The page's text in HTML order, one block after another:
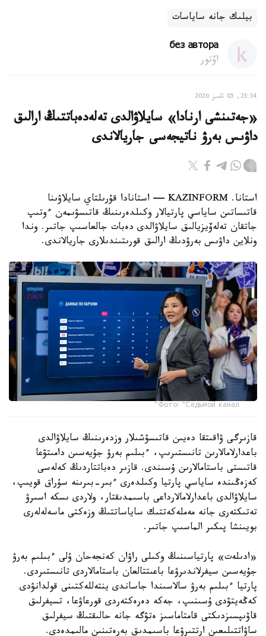
بيلىك جانە ساياسات
без автора
اۆتور
23:34, 05 تامىز 2026
«جەتىنشى ارنادا» سايلاۋالدى تەلەدەباتتىڭ ارالىق
داۋىس بەرۋ ناتيجەسى جاريالاندى
استانا. KAZINFORM — استانادا قۇرىلتاي سايلاۋىنا
قاتىساتىن ساياسي پارتيالار وكىلدەرىنىڭ قاتىسۋىمەن ءوتىپ
جاتقان تەلەۆيزيالىق سايلاۋالدى دەبات جالعاسىپ جاتىر. وندا
ونلاين داۋىس بەرۋدىڭ ارالىق قورىتىندىلارى جاريالاندى.
Фото: "Седьмой канал"
قازىرگى ۋاقىتقا دەيىن قاتىسۋشىلار وزدەرىنىڭ سايلاۋالدى
باعدارلامالارىن تانىستىرىپ، ءبىلىم بەرۋ جۇيەسىن دامىتۋعا
قاتىستى باستامالارىن ۇسىندى. قازىر دەباتتاردىڭ كەلەسى
كەزەڭىندە ساياسي پارتيا وكىلدەرى ءبىر-بىرىنە سۇراق قويىپ،
سايلاۋالدى باعدارلامالارداعى باسىمدىقتار، ولاردى ىسكە اسىرۋ
تەتىكتەرى جانە مەملەكەتتىك ساياساتتىڭ وزەكتى ماسەلەلەرى
بويىنشا پىكىر الماسىپ جاتىر.
«ادىلەت» پارتياسىنىڭ وكىلى راۋان كەنجەحان ۇلى ءبىلىم بەرۋ
جۇيەسىن سيفرلاندىرۋعا باعىتتالعان باستامالاردى تانىستىردى.
پارتيا ءبىلىم بەرۋ سالاسىندا جاساندى ينتەللەكتىنى قولدانۋدى
كەڭەيتۋدى ۇسىنىپ، جەكە دەرەكتەردى قورعاۋعا، تسيفرلىق
قاۋىپسىزدىكتى قامتاماسىز ەتۋگە جانە حالىقتىڭ سيفرلىق
ساۋاتتىلىعىن ارتتىرۋعا باسىمدىق بەرەتىنىن مالىمدەدى.